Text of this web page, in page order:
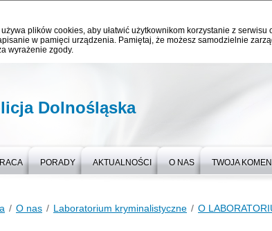
plików cookies, aby ułatwić użytkownikom korzystanie z
w pamięci urządzenia. Pamiętaj, że możesz samodzielnie
wyrażenie zgody.
Dolnośląska
PORADY AKTUALNOŚCI O NAS TWOJA
O nas Laboratorium kryminalistyczne O